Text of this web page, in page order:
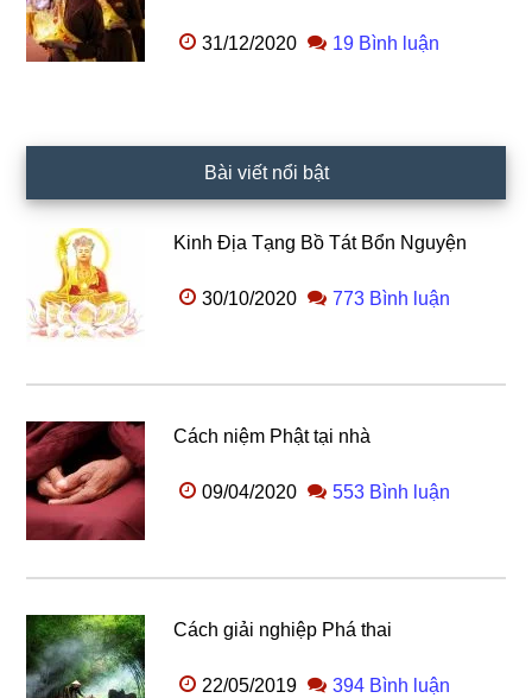
31/12/2020 19 Bình luận
Bài viết nổi bật
Kinh Địa Tạng Bồ Tát Bổn Nguyện
30/10/2020 773 Bình luận
Cách niệm Phật tại nhà
09/04/2020 553 Bình luận
Cách giải nghiệp Phá thai
22/05/2019 394 Bình luận